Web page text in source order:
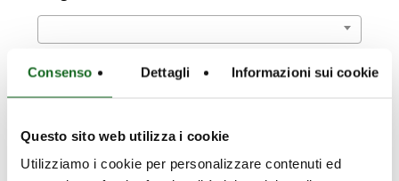
Consenso Dettagli Informazioni sui cookie
Questo sito web utilizza i cookie
Utilizziamo i cookie per personalizzare contenuti ed
Informativa sulla privacy